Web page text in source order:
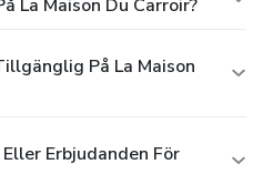
La Maison Du Carroir?
På La Maison
Erbjudanden För